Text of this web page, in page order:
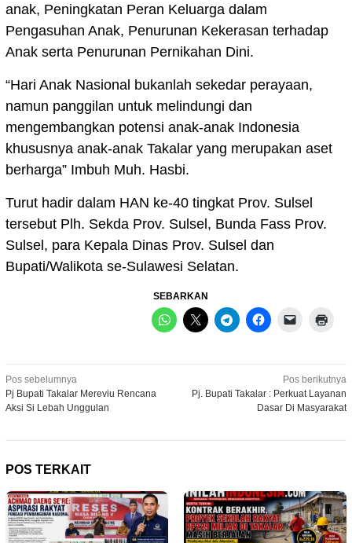
anak, Peningkatan Peran Keluarga dalam
Pengasuhan Anak, Penurunan Kekerasan terhadap
Anak serta Penurunan Pernikahan Dini.
“Hari Anak Nasional bukanlah sekedar perayaan,
namun panggilan untuk melindungi dan
mengembangkan potensi anak-anak Indonesia
khususnya anak-anak Takalar yang merupakan aset
berharga” Imbuh Muh. Hasbi.
Turut hadir dalam HAN ke-40 tingkat Prov. Sulsel
tersebut Plh. Sekda Prov. Sulsel, Bunda Fass Prov.
Sulsel, para Kepala Dinas Prov. Sulsel dan
Bupati/Walikota se-Sulawesi Selatan.
SEBARKAN
Navigasi
pos
Pos sebelumnya
Pj Bupati Takalar Mereviu Rencana
Aksi Si Lebah Unggulan
Pos berikutnya
Pj. Bupati Takalar : Perkuat Layanan
Dasar Di Masyarakat
POS TERKAIT